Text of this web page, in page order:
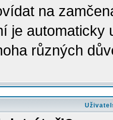
na
je automaticky
různých